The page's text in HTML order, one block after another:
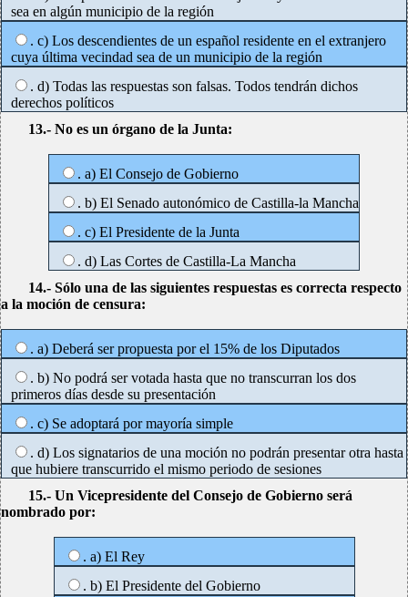
sea en algún municipio de la región
. c) Los descendientes de un español residente en el extranjero
cuya última vecindad sea de un municipio de la región
. d) Todas las respuestas son falsas. Todos tendrán dichos
derechos políticos
13.- No es un órgano de la Junta:
. a) El Consejo de Gobierno
. b) El Senado autonómico de Castilla-la Mancha
. c) El Presidente de la Junta
. d) Las Cortes de Castilla-La Mancha
14.- Sólo una de las siguientes respuestas es correcta respecto
a la moción de censura:
. a) Deberá ser propuesta por el 15% de los Diputados
. b) No podrá ser votada hasta que no transcurran los dos
primeros días desde su presentación
. c) Se adoptará por mayoría simple
. d) Los signatarios de una moción no podrán presentar otra hasta
que hubiere transcurrido el mismo periodo de sesiones
15.- Un Vicepresidente del Consejo de Gobierno será
nombrado por:
. a) El Rey
. b) El Presidente del Gobierno